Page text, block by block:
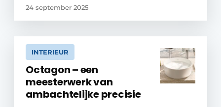
24 september 2025
INTERIEUR
Octagon – een
meesterwerk van
ambachtelijke precisie